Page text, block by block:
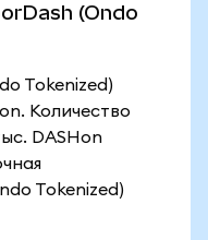
(Ondo
Tokenized)
Количество
DASHon
Tokenized)